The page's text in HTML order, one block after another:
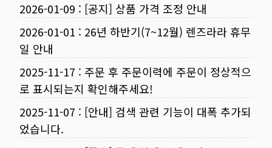
2026-01-09 : [공지] 상품 가격 조정 안내
2026-01-01 : 26년 하반기(7~12월) 렌즈라라 휴무
일 안내
2025-11-17 : 주문 후 주문이력에 주문이 정상적으
로 표시되는지 확인해주세요!
2025-11-07 : [안내] 검색 관련 기능이 대폭 추가되
었습니다.